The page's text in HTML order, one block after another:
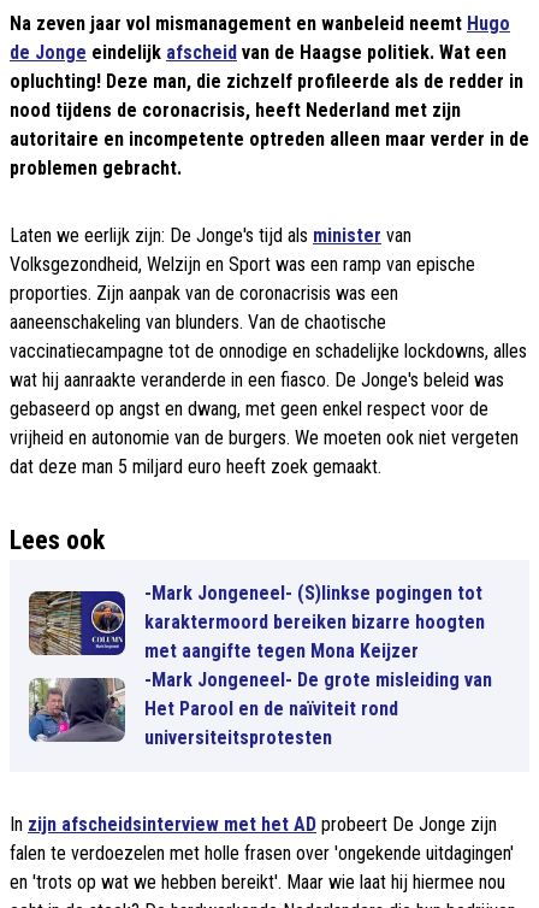
Na zeven jaar vol mismanagement en wanbeleid neemt Hugo
de Jonge eindelijk afscheid van de Haagse politiek. Wat een
opluchting! Deze man, die zichzelf profileerde als de redder in
nood tijdens de coronacrisis, heeft Nederland met zijn
autoritaire en incompetente optreden alleen maar verder in de
problemen gebracht.
Laten we eerlijk zijn: De Jonge's tijd als minister van
Volksgezondheid, Welzijn en Sport was een ramp van epische
proporties. Zijn aanpak van de coronacrisis was een
aaneenschakeling van blunders. Van de chaotische
vaccinatiecampagne tot de onnodige en schadelijke lockdowns, alles
wat hij aanraakte veranderde in een fiasco. De Jonge's beleid was
gebaseerd op angst en dwang, met geen enkel respect voor de
vrijheid en autonomie van de burgers. We moeten ook niet vergeten
dat deze man 5 miljard euro heeft zoek gemaakt.
Lees ook
-Mark Jongeneel- (S)linkse pogingen tot
karaktermoord bereiken bizarre hoogten
met aangifte tegen Mona Keijzer
-Mark Jongeneel- De grote misleiding van
Het Parool en de naïviteit rond
universiteitsprotesten
In zijn afscheidsinterview met het AD probeert De Jonge zijn
falen te verdoezelen met holle frasen over 'ongekende uitdagingen'
en 'trots op wat we hebben bereikt'. Maar wie laat hij hiermee nou